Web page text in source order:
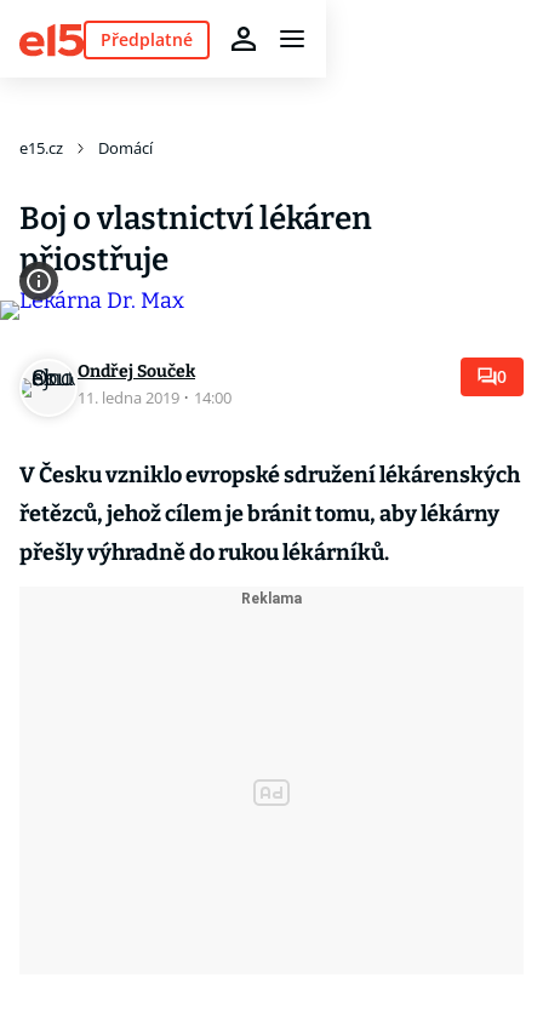
Předplatné
e15.cz Domácí
Boj o vlastnictví lékáren
přiostřuje
Ondřej Souček
11. ledna 2019 · 14:00
0
V Česku vzniklo evropské sdružení lékárenských
řetězců, jehož cílem je bránit tomu, aby lékárny
přešly výhradně do rukou lékárníků.